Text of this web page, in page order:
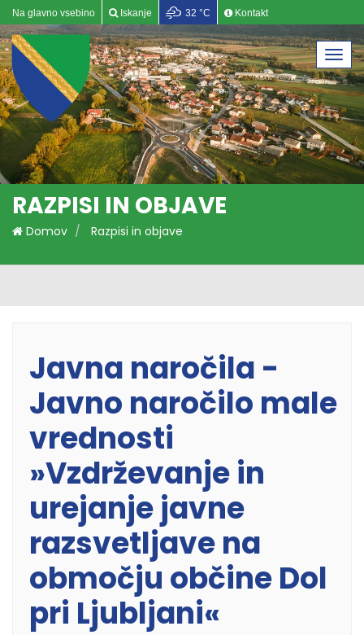
Na glavno vsebino Iskanje 32 °C Kontakt
RAZPISI IN OBJAVE
Domov Razpisi in objave
Javna naročila -
Javno naročilo male
vrednosti
»Vzdrževanje in
urejanje javne
razsvetljave na
območju občine Dol
pri Ljubljani«